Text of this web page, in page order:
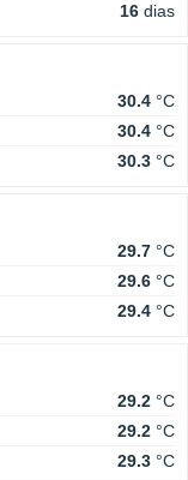
16 dias
30.4 °C
30.4 °C
30.3 °C
29.7 °C
29.6 °C
29.4 °C
29.2 °C
29.2 °C
29.3 °C